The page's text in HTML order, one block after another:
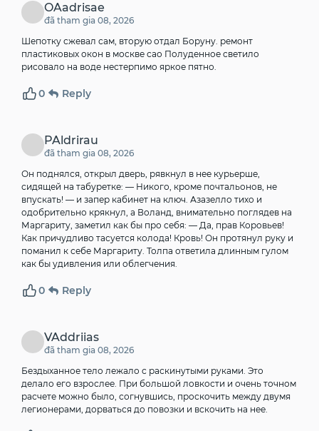
OAadrisae
đã tham gia 08, 2026
Шепотку сжевал сам, вторую отдал Боруну. ремонт
пластиковых окон в москве сао Полуденное светило
рисовало на воде нестерпимо яркое пятно.
0 Reply
PAldrirau
đã tham gia 08, 2026
Он поднялся, открыл дверь, рявкнул в нее курьерше,
сидящей на табуретке: — Никого, кроме почтальонов, не
впускать! — и запер кабинет на ключ. Азазелло тихо и
одобрительно крякнул, а Воланд, внимательно поглядев на
Маргариту, заметил как бы про себя: — Да, прав Коровьев!
Как причудливо тасуется колода! Кровь! Он протянул руку и
поманил к себе Маргариту. Толпа ответила длинным гулом
как бы удивления или облегчения.
0 Reply
VAddriias
đã tham gia 08, 2026
Бездыханное тело лежало с раскинутыми руками. Это
делало его взрослее. При большой ловкости и очень точном
расчете можно было, согнувшись, проскочить между двумя
легионерами, дорваться до повозки и вскочить на нее.